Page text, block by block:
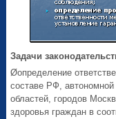
Задачи
Øопределение
составе РФ, автономной
областей, городов
здоровья граждан в